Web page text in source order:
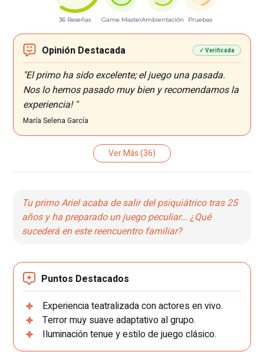
36 Reseñas Game MasterAmbientación Pruebas
Opinión Destacada ✓ Verificada
"El primo ha sido excelente; el juego una pasada.
Nos lo hemos pasado muy bien y recomendamos la
experiencia! "
María Selena García
Ver Más(36)
Tu primo Ariel acaba de salir del psiquiátrico tras 25
años y ha preparado un juego peculiar... ¿Qué
sucederá en este reencuentro familiar?
Puntos Destacados
Experiencia teatralizada con actores en vivo.
Terror muy suave adaptativo al grupo.
Iluminación tenue y estilo de juego clásico.